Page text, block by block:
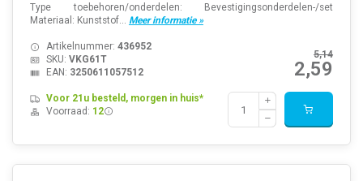
Type toebehoren/onderdelen: Bevestigingsonderdelen-/set
Materiaal: Kunststof... Meer informatie »
5,14
2,59
Artikelnummer: 436952
SKU: VKG61T
EAN: 3250611057512
Voor 21u besteld, morgen in huis*
Voorraad: 12